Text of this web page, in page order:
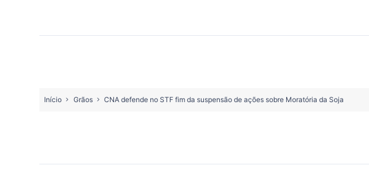
Início Grãos CNA defende no STF fim da suspensão de ações sobre Moratória da Soja